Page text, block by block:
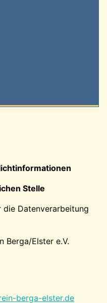
Stelle
Datenverarbeitung
Berga/Elster e.V.
berga-elster.de